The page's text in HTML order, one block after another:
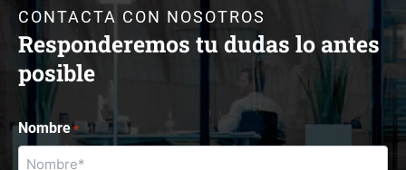
CONTACTA CON NOSOTROS
Responderemos tu dudas lo antes
posible
Nombre *